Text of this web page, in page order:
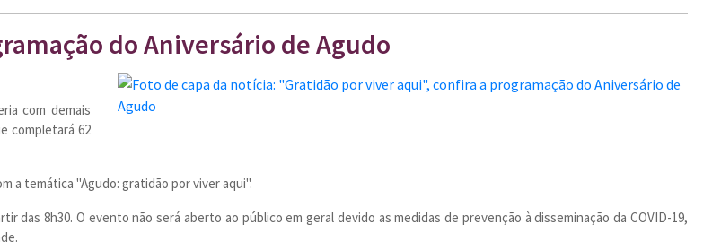
do Aniversário de Agudo
com demais
completará 62
a temática "Agudo: gratidão por viver aqui".
das 8h30. O evento não será aberto ao público em geral devido as medidas de prevenção à disseminação da COVID-19,